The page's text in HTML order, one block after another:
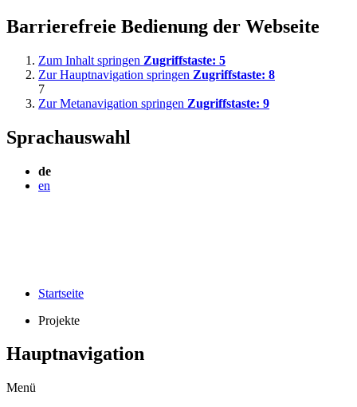
Barrierefreie Bedienung der Webseite
Zum Inhalt springen Zugriffstaste: 5
Zur Hauptnavigation springen Zugriffstaste: 8
7
Zur Metanavigation springen Zugriffstaste: 9
Sprachauswahl
de
en
Startseite
Projekte
Hauptnavigation
Menü